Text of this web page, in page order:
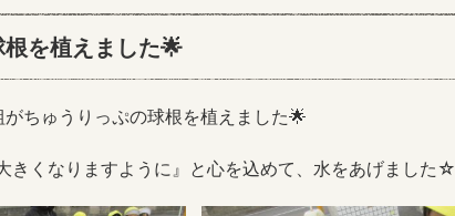
を植えました🌟
ちゅうりっぷの球根を植えました🌟
きくなりますように』と心を込めて、水をあげました☆